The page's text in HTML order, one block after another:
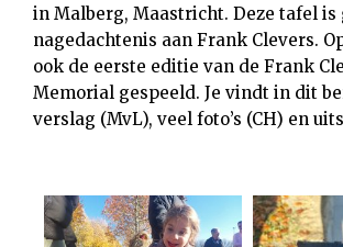
in Malberg, Maastricht. Deze tafel
nagedachtenis aan Frank Clevers.
ook de eerste editie van de Frank
Memorial gespeeld. Je vindt in dit
verslag (MvL), veel foto’s (CH) en